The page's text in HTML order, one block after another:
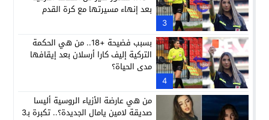
3
بعد إنهاء مسيرتها مع كرة القدم
4
بسبب فضيحة +18.. من هي الحكمة
التركية إليف كارا أرسلان بعد إيقافها
مدى الحياة؟
من هي عارضة الأزياء الروسية أليسا
صديقة لامين يامال الجديدة؟.. تكبرة بـ3